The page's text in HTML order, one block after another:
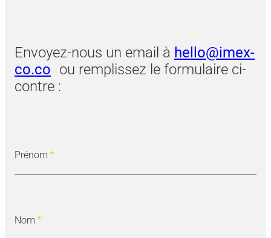
Envoyez-nous un email à hello@imex-
co.co ou remplissez le formulaire ci-
contre :
Prénom *
Nom *